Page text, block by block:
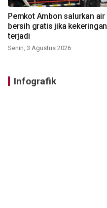
Pemkot Ambon salurkan air
bersih gratis jika kekeringan
terjadi
Senin, 3 Agustus 2026
Infografik